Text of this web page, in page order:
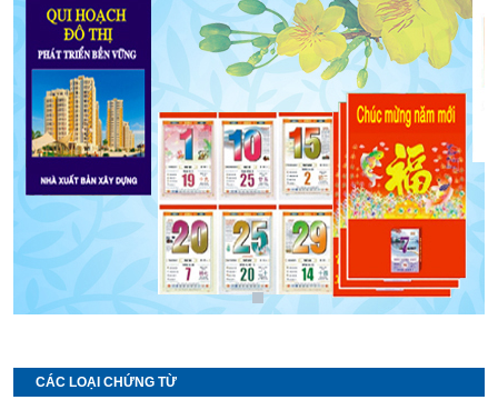
CÁC LOẠI CHỨNG TỪ